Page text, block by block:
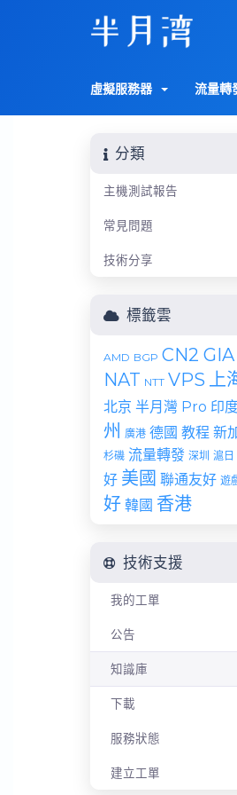
虛擬服務器 流量轉
分類
主機測試報告
常見問題
技術分享
標籤雲
AMD BGP CN2 GIA
NAT NTT VPS 上
北京 半月灣 Pro 印
州 廣港 德國 教程 新
杉磯 流量轉發 深圳 滬日
好 美國 聯通友好 遊
好 韓國 香港
技術支援
我的工單
公告
知識庫
下載
服務狀態
建立工單